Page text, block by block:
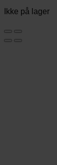
Ikke på lager